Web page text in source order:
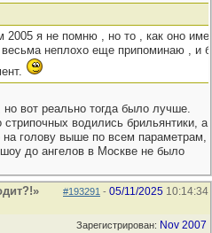
я не помню , но то , как оно
весьма неплохо еще припоминаю , и
вот реально тогда было лучше.
водились брильянтики, а
голову выше по всем параметрам,
шоу до ангелов в Москве не было
#193291 - 05/11/2025 10:14:34
Зарегистрирован: Nov 2007